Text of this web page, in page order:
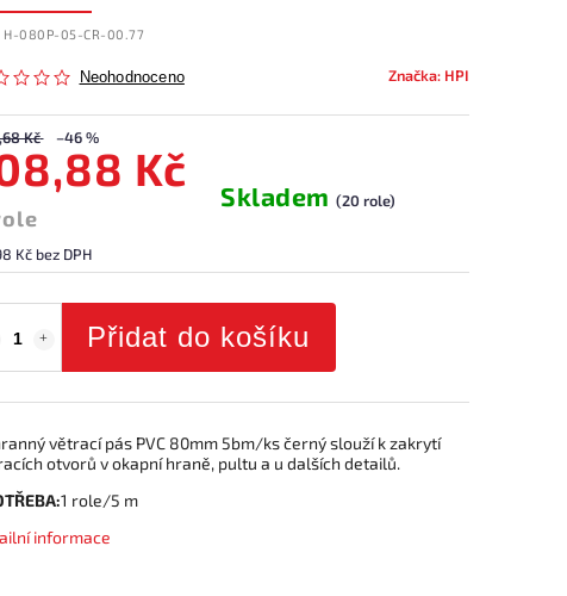
H-080P-05-CR-00.77
Neohodnoceno Značka: HPI
Kč –46 %
Kč
Kč bez DPH
Skladem(20 role)
Přidat do košíku
větrací pás PVC 80mm 5bm/ks černý slouží k zakrytí
otvorů v okapní hraně, pultu a u dalších detailů.
1 role/5 m
informace